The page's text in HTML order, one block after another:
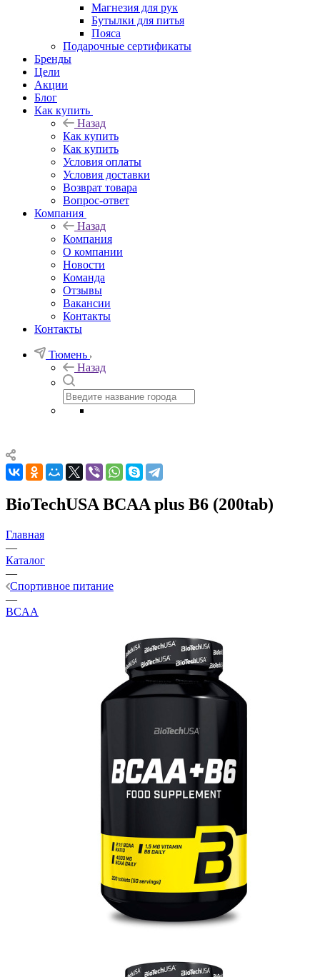
Магнезия для рук
Бутылки для питья
Пояса
Подарочные сертификаты
Бренды
Цели
Акции
Блог
Как купить
Назад
Как купить
Как купить
Условия оплаты
Условия доставки
Возврат товара
Вопрос-ответ
Компания
Назад
Компания
О компании
Новости
Команда
Отзывы
Вакансии
Контакты
Контакты
Тюмень
Назад
BioTechUSA BCAA plus B6 (200tab)
Главная
—
Каталог
—
Спортивное питание
—
BCAA